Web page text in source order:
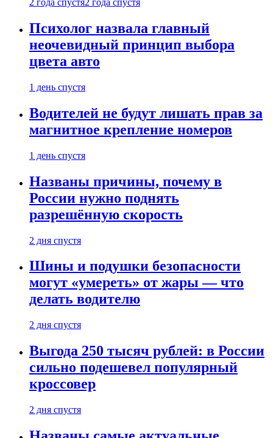
2 года спустя2 года спустя
Психолог назвала главный
неочевидный принцип выбора
цвета авто
1 день спустя
Водителей не будут лишать прав за
магнитное крепление номеров
1 день спустя
Названы причины, почему в
России нужно поднять
разрешённую скорость
2 дня спустя
Шины и подушки безопасности
могут «умереть» от жары — что
делать водителю
2 дня спустя
Выгода 250 тысяч рублей: в России
сильно подешевел популярный
кроссовер
2 дня спустя